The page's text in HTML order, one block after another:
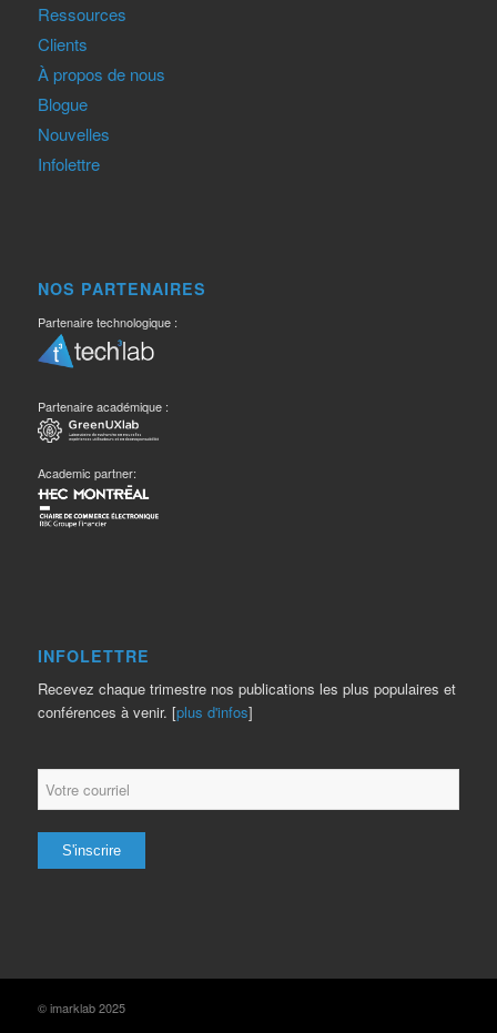
Ressources
Clients
À propos de nous
Blogue
Nouvelles
Infolettre
NOS PARTENAIRES
Partenaire technologique :
Partenaire académique :
Academic partner:
INFOLETTRE
Recevez chaque trimestre nos publications les plus populaires et
conférences à venir. [plus d'infos]
© imarklab 2025